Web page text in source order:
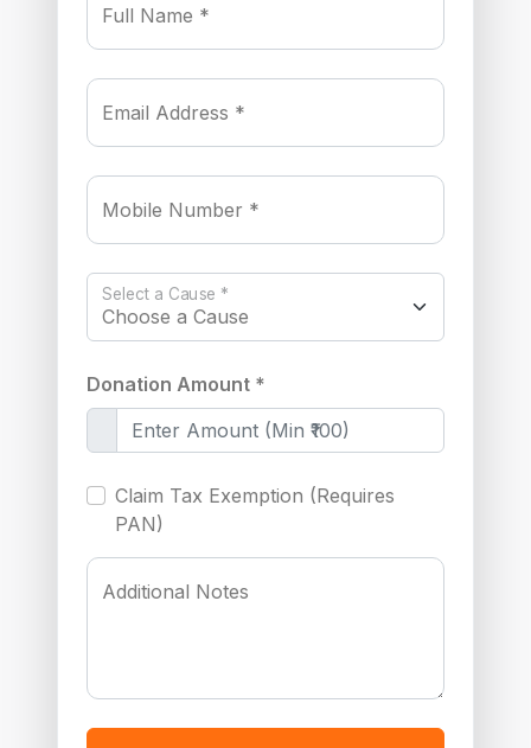
Full Name *
Email Address *
Mobile Number *
Select a Cause *
Donation Amount *
Claim Tax Exemption (Requires
PAN)
Additional Notes